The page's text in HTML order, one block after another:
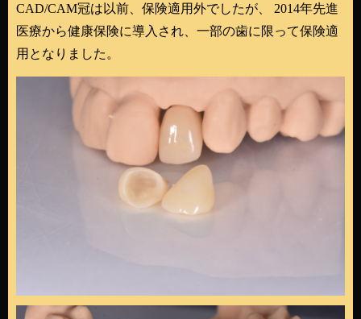
CAD/CAM冠は以前、保険適用外でしたが、 2014年先進
医療から健康保険に導入され、一部の歯に限って保険適
用となりました。